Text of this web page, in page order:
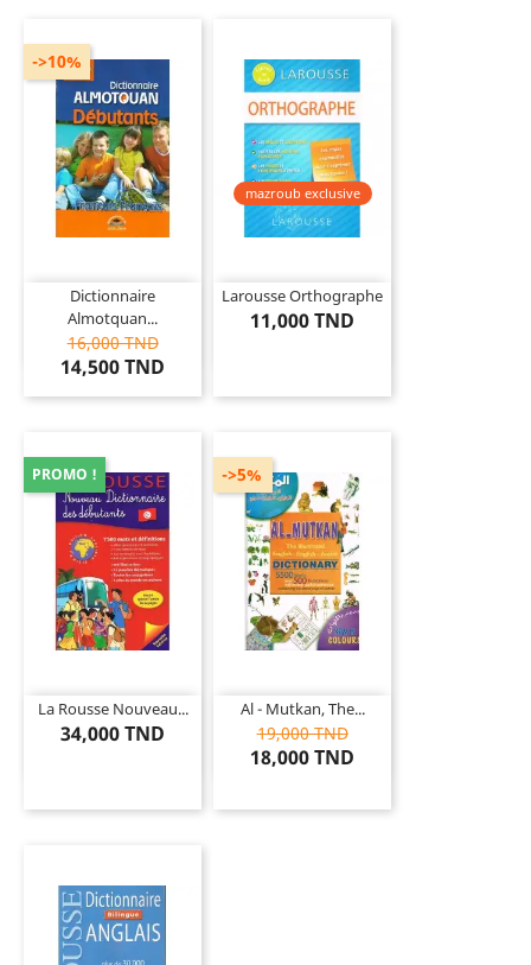
Dictionnaire
Almotquan...
16,000 TND
14,500 TND
->10%
Larousse Orthographe
11,000 TND
mazroub exclusive
La Rousse Nouveau...
34,000 TND
PROMO !
Al - Mutkan, The...
19,000 TND
18,000 TND
->5%